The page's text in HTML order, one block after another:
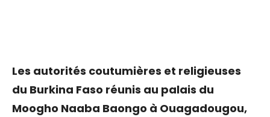
Les autorités coutumières et religieuses
du Burkina Faso réunis au palais du
Moogho Naaba Baongo à Ouagadougou,